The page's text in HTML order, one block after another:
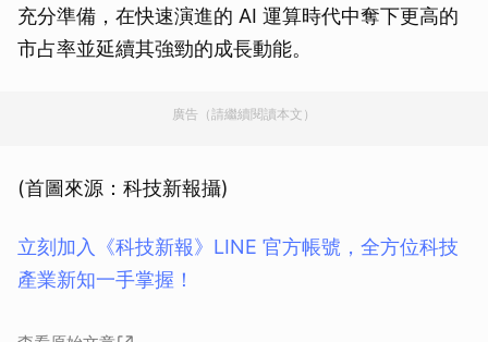
充分準備，在快速演進的 AI 運算時代中奪下更高的
市占率並延續其強勁的成長動能。
廣告（請繼續閱讀本文）
(首圖來源：科技新報攝)
立刻加入《科技新報》LINE 官方帳號，全方位科技
產業新知一手掌握！